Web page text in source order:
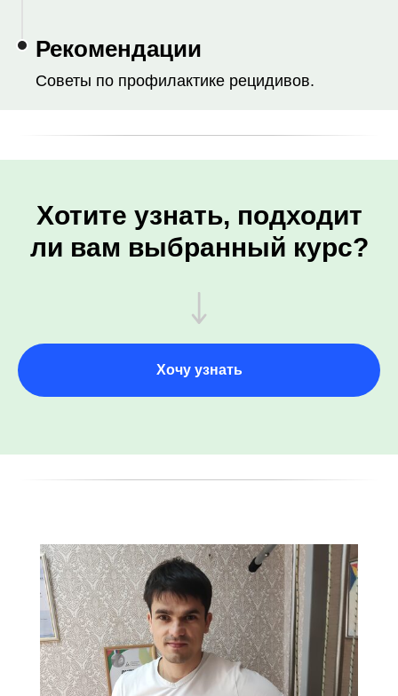
Рекомендации
Советы по профилактике рецидивов.
Хотите узнать, подходит
ли вам выбранный курс?
Хочу узнать